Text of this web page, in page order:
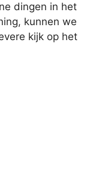
dingen in het
kunnen we
kijk op het